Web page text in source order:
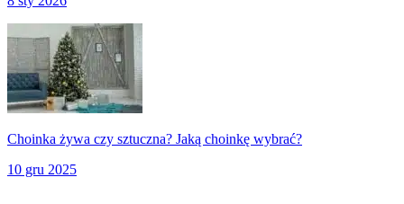
Choinka żywa czy sztuczna? Jaką choinkę wybrać?
10 gru 2025